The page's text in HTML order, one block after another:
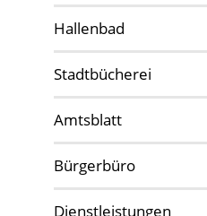
Hallenbad
Stadtbücherei
Amtsblatt
Bürgerbüro
Dienstleistungen